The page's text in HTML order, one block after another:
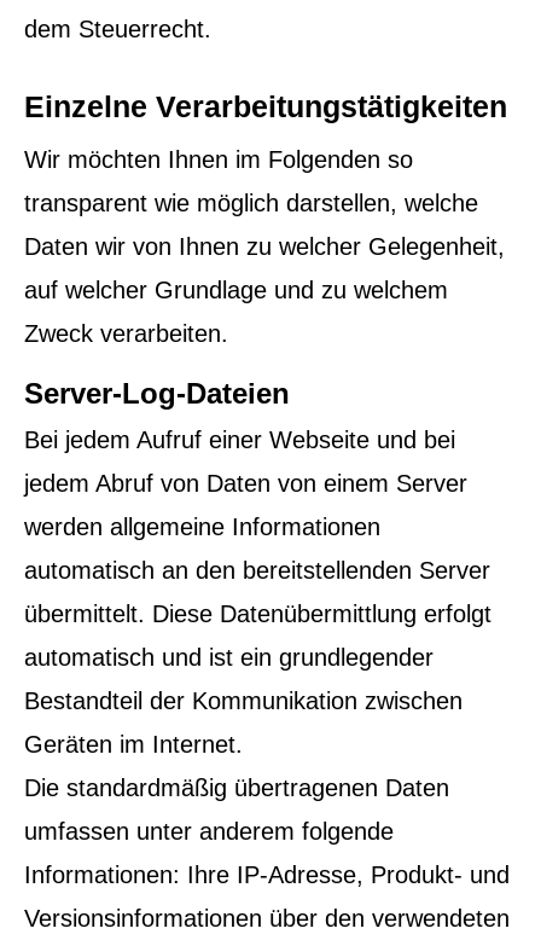
dem Steuerrecht.
Einzelne Verarbeitungstätigkeiten
Wir möchten Ihnen im Folgenden so
transparent wie möglich darstellen, welche
Daten wir von Ihnen zu welcher Gelegenheit,
auf welcher Grundlage und zu welchem
Zweck verarbeiten.
Server-Log-Dateien
Bei jedem Aufruf einer Webseite und bei
jedem Abruf von Daten von einem Server
werden allgemeine Informationen
automatisch an den bereitstellenden Server
übermittelt. Diese Datenübermittlung erfolgt
automatisch und ist ein grundlegender
Bestandteil der Kommunikation zwischen
Geräten im Internet.
Die standardmäßig übertragenen Daten
umfassen unter anderem folgende
Informationen: Ihre IP-Adresse, Produkt- und
Versionsinformationen über den verwendeten